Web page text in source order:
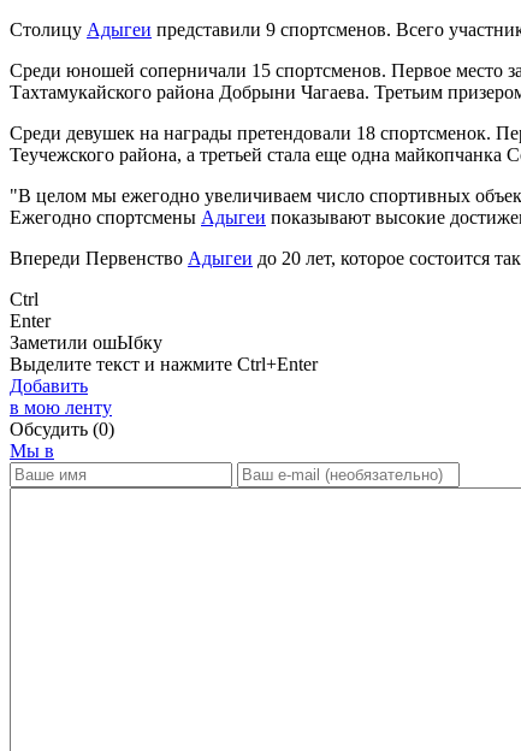
Столицу Адыгеи представили 9 спортсменов. Всего
Среди юношей соперничали 15 спортсменов. Первое
Тахтамукайского района Добрыни Чагаева. Третьим
Среди девушек на награды претендовали 18
Теучежского района, а третьей стала еще одна
"В целом мы ежегодно увеличиваем число спортивных
Ежегодно спортсмены Адыгеи показывают высокие
Впереди Первенство Адыгеи до 20 лет, которое состоится
Ctrl
Enter
Заметили ошЫбку
Выделите текст и нажмите Ctrl+Enter
Добавить
в мою ленту
Обсудить (0)
Мы в